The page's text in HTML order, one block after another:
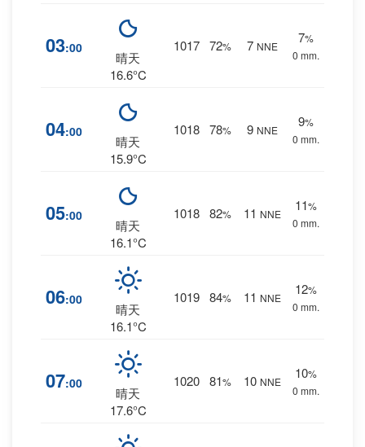
03:00
晴天
16.6°C
1017 72% 7 NNE
7%
0 mm.
04:00
晴天
15.9°C
1018 78% 9 NNE
9%
0 mm.
05:00
晴天
16.1°C
1018 82% 11 NNE
11%
0 mm.
06:00
晴天
16.1°C
1019 84% 11 NNE
12%
0 mm.
07:00
晴天
17.6°C
1020 81% 10 NNE
10%
0 mm.